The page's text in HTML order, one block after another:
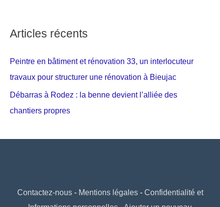
Articles récents
Peintre en bâtiment et rénovation 33, un interlocuteur
travaux pour structurer une rénovation à Bieujac
Débarras à Rodez : la benne devient l’alliée des
chantiers propres
Contactez-nous- Mentions légales- Confidentialité et